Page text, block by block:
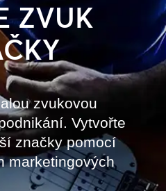
ZVUK
zvukovou
Vytvořte
značky pomocí
marketingových